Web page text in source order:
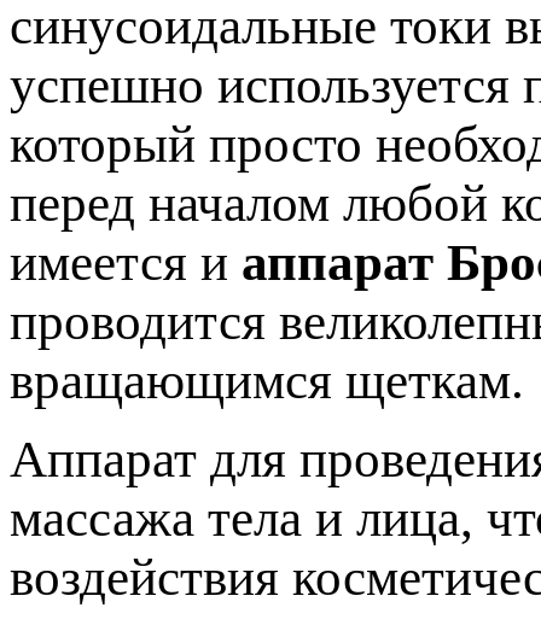
синусоидальные токи
успешно используется
который просто
перед началом любой
имеется и аппарат
проводится
вращающимся щеткам.
Аппарат для
массажа тела и лица,
воздействия